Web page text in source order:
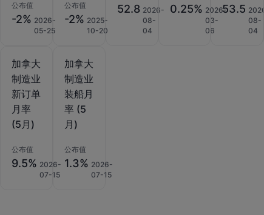
公布值
-2% 2026-
05-25
公布值
-2% 2025-
10-20
52.8 2026-
08-
04
0.25% 2026-
03-
06
53.5
08-
04
加拿大
制造业
新订单
月率
(5月)
公布值
9.5% 2026-
07-15
加拿大
制造业
装船月
率 (5
月)
公布值
1.3% 2026-
07-15